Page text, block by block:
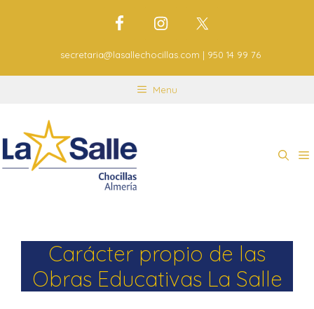
secretaria@lasallechocillas.com | 950 14 99 76
Menu
Carácter propio de las
Obras Educativas La Salle